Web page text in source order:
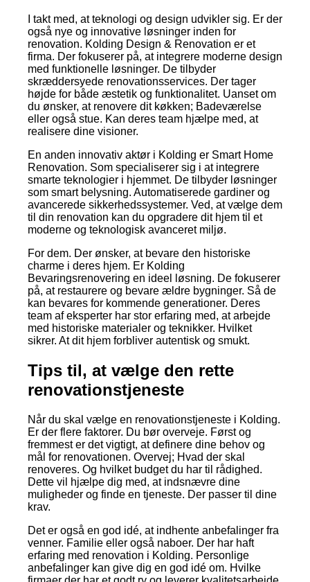
I takt med, at teknologi og design udvikler sig. Er der
også nye og innovative løsninger inden for
renovation. Kolding Design & Renovation er et
firma. Der fokuserer på, at integrere moderne design
med funktionelle løsninger. De tilbyder
skræddersyede renovationsservices. Der tager
højde for både æstetik og funktionalitet. Uanset om
du ønsker, at renovere dit køkken; Badeværelse
eller også stue. Kan deres team hjælpe med, at
realisere dine visioner.
En anden innovativ aktør i Kolding er Smart Home
Renovation. Som specialiserer sig i at integrere
smarte teknologier i hjemmet. De tilbyder løsninger
som smart belysning. Automatiserede gardiner og
avancerede sikkerhedssystemer. Ved, at vælge dem
til din renovation kan du opgradere dit hjem til et
moderne og teknologisk avanceret miljø.
For dem. Der ønsker, at bevare den historiske
charme i deres hjem. Er Kolding
Bevaringsrenovering en ideel løsning. De fokuserer
på, at restaurere og bevare ældre bygninger. Så de
kan bevares for kommende generationer. Deres
team af eksperter har stor erfaring med, at arbejde
med historiske materialer og teknikker. Hvilket
sikrer. At dit hjem forbliver autentisk og smukt.
Tips til, at vælge den rette
renovationstjeneste
Når du skal vælge en renovationstjeneste i Kolding.
Er der flere faktorer. Du bør overveje. Først og
fremmest er det vigtigt, at definere dine behov og
mål for renovationen. Overvej; Hvad der skal
renoveres. Og hvilket budget du har til rådighed.
Dette vil hjælpe dig med, at indsnævre dine
muligheder og finde en tjeneste. Der passer til dine
krav.
Det er også en god idé, at indhente anbefalinger fra
venner. Familie eller også naboer. Der har haft
erfaring med renovation i Kolding. Personlige
anbefalinger kan give dig en god idé om. Hvilke